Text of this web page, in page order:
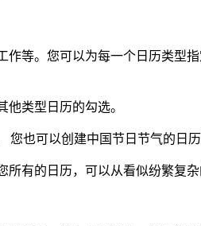
等。您可以为每一个日历类型
类型日历的勾选。
也可以创建中国节日节气的日
有的日历，可以从看似纷繁复